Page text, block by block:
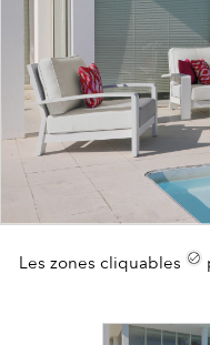
Les zones cliquables
Les zones cliquables
Les zones cliquables